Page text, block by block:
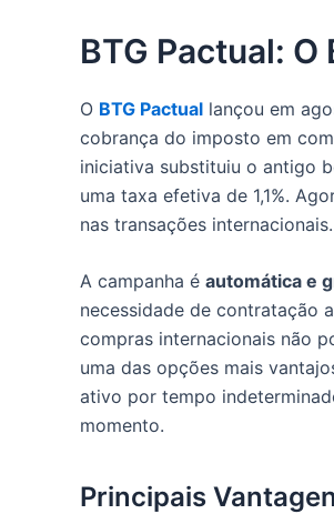
BTG Pactual:
O BTG Pactual lançou em
cobrança do imposto em
iniciativa substituiu o antigo
uma taxa efetiva de 1,1%.
nas transações internacionais.​
A campanha é automática e
necessidade de contratação
compras internacionais não
uma das opções mais
ativo por tempo
momento.​
Principais